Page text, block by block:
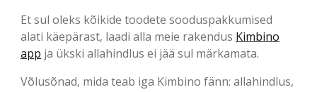
Et sul oleks kõikide toodete sooduspakkumised
alati käepärast, laadi alla meie rakendus Kimbino
app ja ükski allahindlus ei jää sul märkamata.
Võlusõnad, mida teab iga Kimbino fänn: allahindlus,